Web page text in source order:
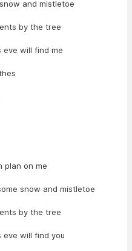
mistletoe
the tree
find me
me
and mistletoe
the tree
find you